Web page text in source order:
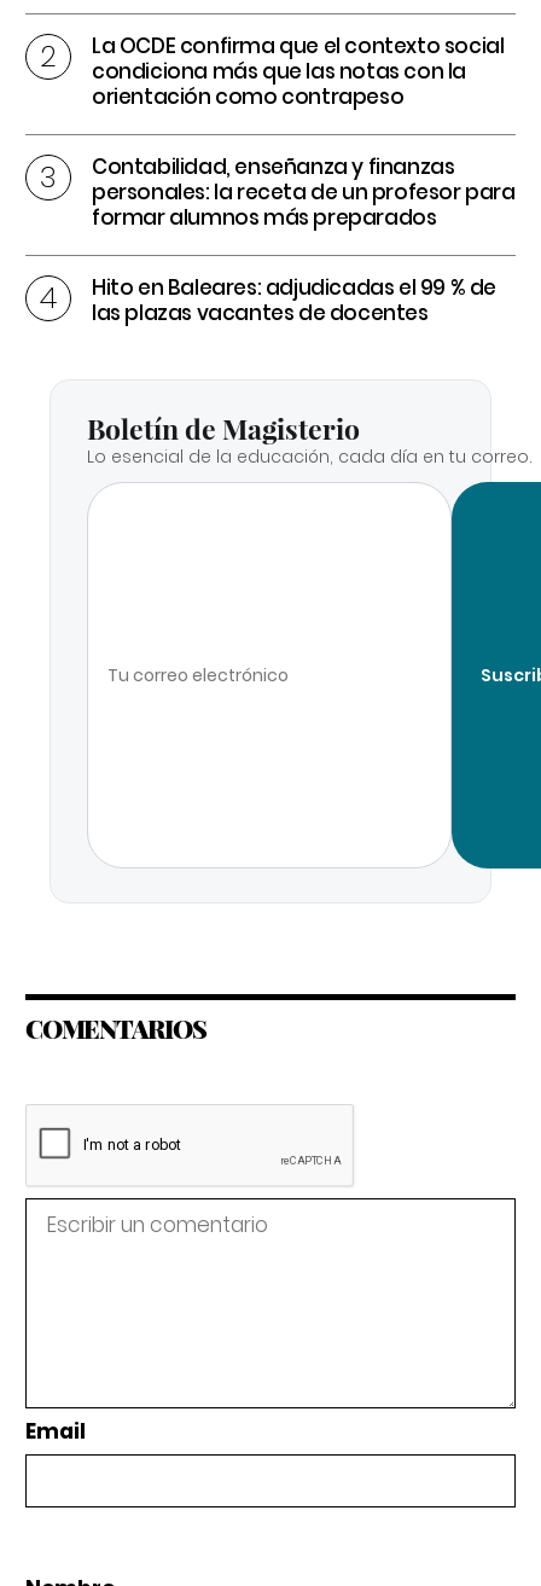
La OCDE confirma que el contexto social
condiciona más que las notas con la
orientación como contrapeso
Contabilidad, enseñanza y finanzas
personales: la receta de un profesor para
formar alumnos más preparados
Hito en Baleares: adjudicadas el 99 % de
las plazas vacantes de docentes
Boletín de Magisterio
Lo esencial de la educación, cada día en tu correo.
COMENTARIOS
Email